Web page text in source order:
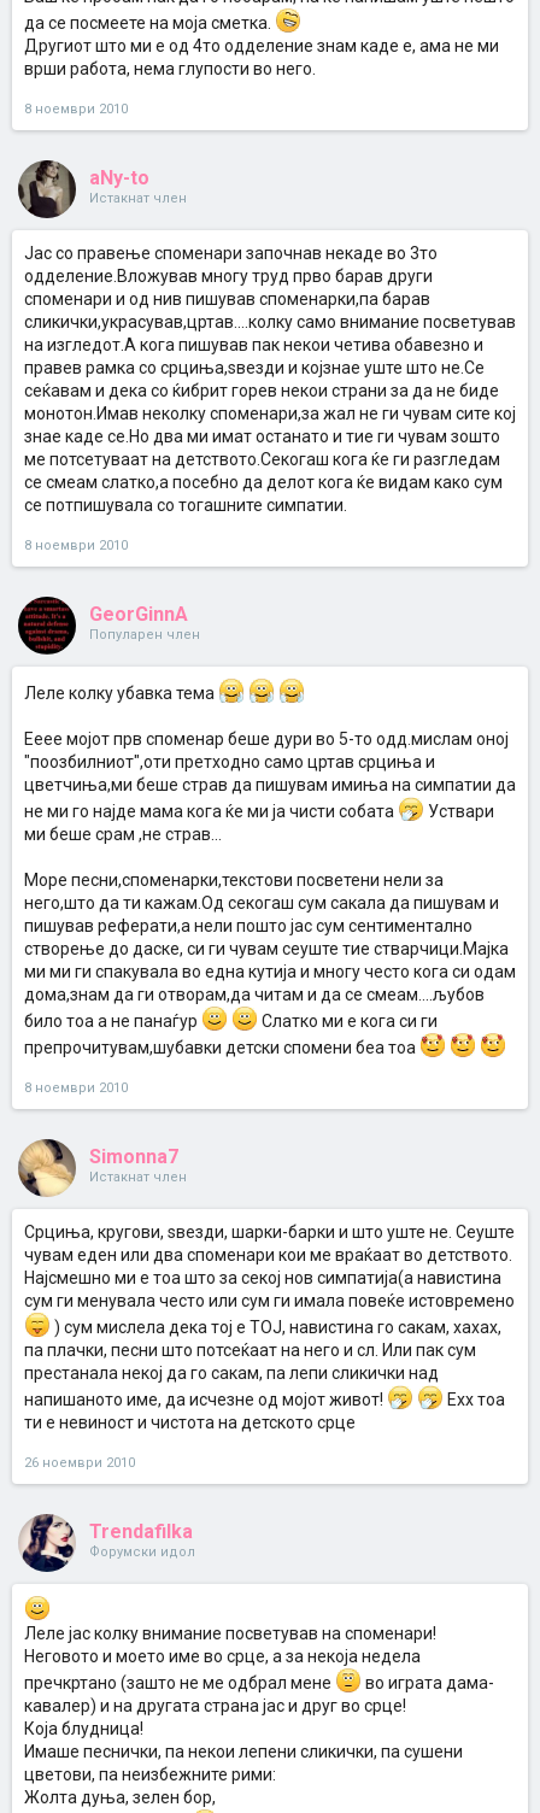
да се посмеете на моја сметка.
Другиот што ми е од 4то одделение знам каде е, ама не ми
врши работа, нема глупости во него.
8 ноември 2010
aNy-to
Истакнат член
Јас со правење споменари започнав некаде во 3то
одделение.Вложував многу труд прво барав други
споменари и од нив пишував споменарки,па барав
сликички,украсував,цртав....колку само внимание посветував
на изгледот.А кога пишував пак некои четива обавезно и
правев рамка со срциња,ѕвезди и којзнае уште што не.Се
сеќавам и дека со ќибрит горев некои страни за да не биде
монотон.Имав неколку споменари,за жал не ги чувам сите кој
знае каде се.Но два ми имат останато и тие ги чувам зошто
ме потсетуваат на детството.Секогаш кога ќе ги разгледам
се смеам слатко,а посебно да делот кога ќе видам како сум
се потпишувала со тогашните симпатии.
8 ноември 2010
GeorGinnA
Популарен член
Леле колку убавка тема
Ееее мојот прв споменар беше дури во 5-то одд.мислам оној
"поозбилниот",оти претходно само цртав срциња и
цветчиња,ми беше страв да пишувам имиња на симпатии да
не ми го најде мама кога ќе ми ја чисти собата
Уствари
ми беше срам ,не страв...
Море песни,споменарки,текстови посветени нели за
него,што да ти кажам.Од секогаш сум сакала да пишувам и
пишував реферати,а нели пошто јас сум сентиментално
створење до даске, си ги чувам сеуште тие стварчици.Мајка
ми ми ги спакувала во една кутија и многу често кога си одам
дома,знам да ги отворам,да читам и да се смеам....љубов
било тоа а не панаѓур
Слатко ми е кога си ги
препрочитувам,шубавки детски спомени беа тоа
8 ноември 2010
Simonna7
Истакнат член
Срциња, кругови, ѕвезди, шарки-барки и што уште не. Сеуште
чувам еден или два споменари кои ме враќаат во детството.
Најсмешно ми е тоа што за секој нов симпатија(а навистина
сум ги менувала често или сум ги имала повеќе истовремено
) сум мислела дека тој е ТОЈ, навистина го сакам, хахах,
па плачки, песни што потсеќаат на него и сл. Или пак сум
престанала некој да го сакам, па лепи сликички над
напишаното име, да исчезне од мојот живот!
Ехх тоа
ти е невиност и чистота на детското срце
26 ноември 2010
Trendafilka
Форумски идол
Леле јас колку внимание посветував на споменари!
Неговото и моето име во срце, а за некоја недела
пречкртано (зашто не ме одбрал мене
во играта дама-
кавалер) и на другата страна јас и друг во срце!
Која блудница!
Имаше песнички, па некои лепени сликички, па сушени
цветови, па неизбежните рими:
Жолта дуња, зелен бор,